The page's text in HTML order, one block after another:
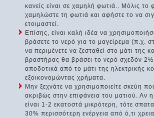
κανείς είναι σε χαμηλή φωτιά.. Μόλις το
χαμηλώστε τη φωτιά και αφήστε το να
ετοιμαστεί.
Επίσης, είναι καλή ιδέα να
βράσετε το νερό για το μαγείρεμα (π.χ.
να περιμένετε να ζεσταθεί στο μάτι της
βραστήρας θα βράσει το νερό σχεδόν
αποδοτικά από το μάτι της ηλεκτρικής
εξοικονομώντας χρήματα.
Μην ξεχνάτε να χρησιμοποιείτε σκεύη
ακριβώς στην επιφάνεια του ματιού. Αν
είναι 1-2 εκατοστά μικρότερη, τότε
30% περισσότερη ενέργεια από ό,τι